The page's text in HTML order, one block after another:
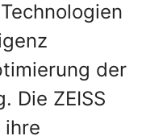
der
Die ZEISS
ihre